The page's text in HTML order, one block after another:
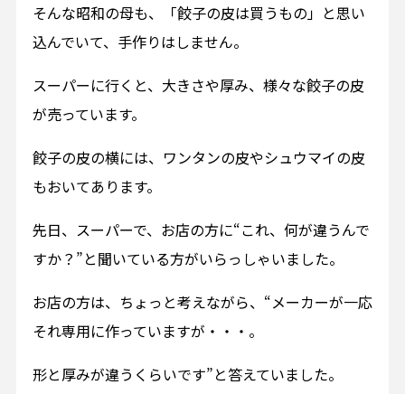
そんな昭和の母も、「餃子の皮は買うもの」と思い
込んでいて、手作りはしません。
スーパーに行くと、大きさや厚み、様々な餃子の皮
が売っています。
餃子の皮の横には、ワンタンの皮やシュウマイの皮
もおいてあります。
先日、スーパーで、お店の方に“これ、何が違うんで
すか？”と聞いている方がいらっしゃいました。
お店の方は、ちょっと考えながら、“メーカーが一応
それ専用に作っていますが・・・。
形と厚みが違うくらいです”と答えていました。